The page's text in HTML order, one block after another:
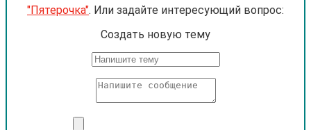
"Пятерочка". Или задайте интересующий вопрос:
Cоздать новую тему